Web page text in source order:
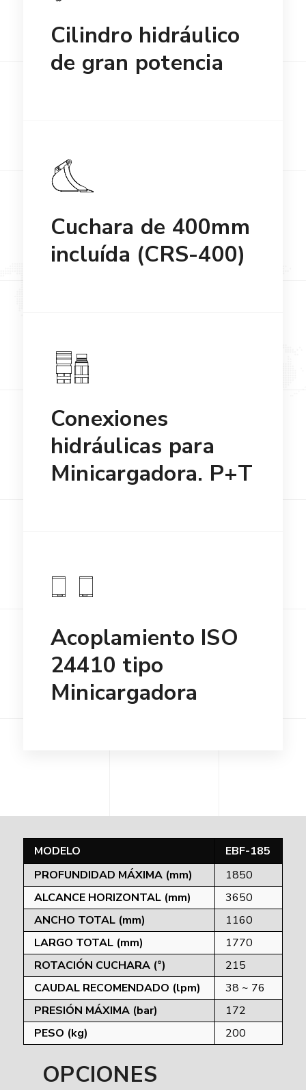
Cilindro hidráulico
de gran potencia
Cuchara de 400mm
incluída (CRS-400)
Conexiones
hidráulicas para
Minicargadora. P+T
Acoplamiento ISO
24410 tipo
Minicargadora
MODELO
EBF-185
PROFUNDIDAD MÁXIMA (mm)
1850
ALCANCE HORIZONTAL (mm)
3650
ANCHO TOTAL (mm)
1160
LARGO TOTAL (mm)
1770
ROTACIÓN CUCHARA (°)
215
CAUDAL RECOMENDADO (lpm)
38 ~ 76
PRESIÓN MÁXIMA (bar)
172
PESO (kg)
200
OPCIONES